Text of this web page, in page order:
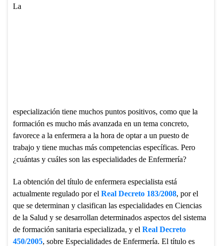
La
especialización tiene muchos puntos positivos, como que la
formación es mucho más avanzada en un tema concreto,
favorece a la enfermera a la hora de optar a un puesto de
trabajo y tiene muchas más competencias específicas. Pero
¿cuántas y cuáles son las especialidades de Enfermería?
La obtención del título de enfermera especialista está
actualmente regulado por el Real Decreto 183/2008, por el
que se determinan y clasifican las especialidades en Ciencias
de la Salud y se desarrollan determinados aspectos del sistema
de formación sanitaria especializada, y el Real Decreto
450/2005, sobre Especialidades de Enfermería. El título es